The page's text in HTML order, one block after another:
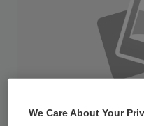
We Care About Your